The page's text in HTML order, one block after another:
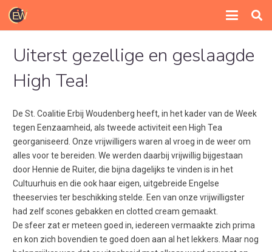
Uiterst gezellige en geslaagde
High Tea!
De St. Coalitie Erbij Woudenberg heeft, in het kader van de Week
tegen Eenzaamheid, als tweede activiteit een High Tea
georganiseerd. Onze vrijwilligers waren al vroeg in de weer om
alles voor te bereiden. We werden daarbij vrijwillig bijgestaan
door Hennie de Ruiter, die bijna dagelijks te vinden is in het
Cultuurhuis en die ook haar eigen, uitgebreide Engelse
theeservies ter beschikking stelde. Een van onze vrijwilligster
had zelf scones gebakken en clotted cream gemaakt.
De sfeer zat er meteen goed in, iedereen vermaakte zich prima
en kon zich bovendien te goed doen aan al het lekkers. Maar nog